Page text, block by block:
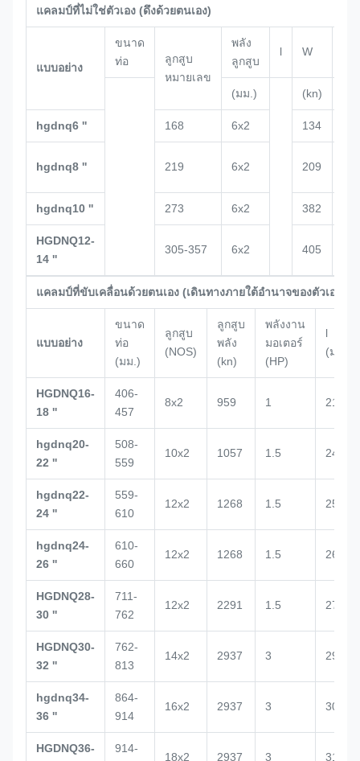
แคลมป์ที่ไม่ใช่ตัวเอง (ดึงด้วยตนเอง)
แบบอย่าง
ขนาด
ท่อ
ลูกสูบ
หมายเลข
พลัง
ลูกสูบ
l W
(มม.) (kn)
hgdnq6 '' 168 6x2 134
hgdnq8 '' 219 6x2 209
hgdnq10 '' 273 6x2 382
HGDNQ12-
14 ''
305-357 6x2 405
แคลมป์ที่ขับเคลื่อนด้วยตนเอง (เดินทางภายใต้อำนาจของตัวเอง)
แบบอย่าง
ขนาด
ท่อ
(มม.)
ลูกสูบ
(NOS)
ลูกสูบ
พลัง
(kn)
พลังงาน
มอเตอร์
(HP)
l
(มม.)
HGDNQ16-
18 ''
406-
457
8x2 959 1 2132
hgdnq20-
22 ''
508-
559
10x2 1057 1.5 2434
hgdnq22-
24 ''
559-
610
12x2 1268 1.5 2500
hgdnq24-
26 ''
610-
660
12x2 1268 1.5 2672
HGDNQ28-
30 ''
711-
762
12x2 2291 1.5 2700
HGDNQ30-
32 ''
762-
813
14x2 2937 3 2938
hgdnq34-
36 ''
864-
914
16x2 2937 3 3020
HGDNQ36-
914-
18x2 2937 3 3188